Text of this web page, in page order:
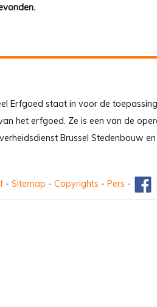
Erfgoed staat in voor de
het erfgoed. Ze is een van de
Brussel Stedenbouw
- Sitemap - Copyrights - Pers -